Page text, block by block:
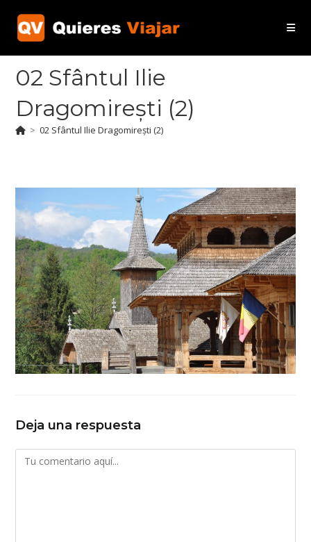
contenido
02 Sfântul Ilie
Dragomirești (2)
> 02 Sfântul Ilie Dragomirești (2)
Deja una respuesta
Comentario